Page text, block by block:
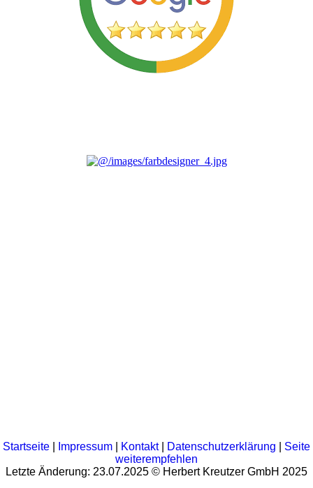
Startseite Impressum Kontakt Datenschutzerklärung
Seite
weiterempfehlen
Letzte Änderung: 23.07.2025 © Herbert Kreutzer GmbH 2025